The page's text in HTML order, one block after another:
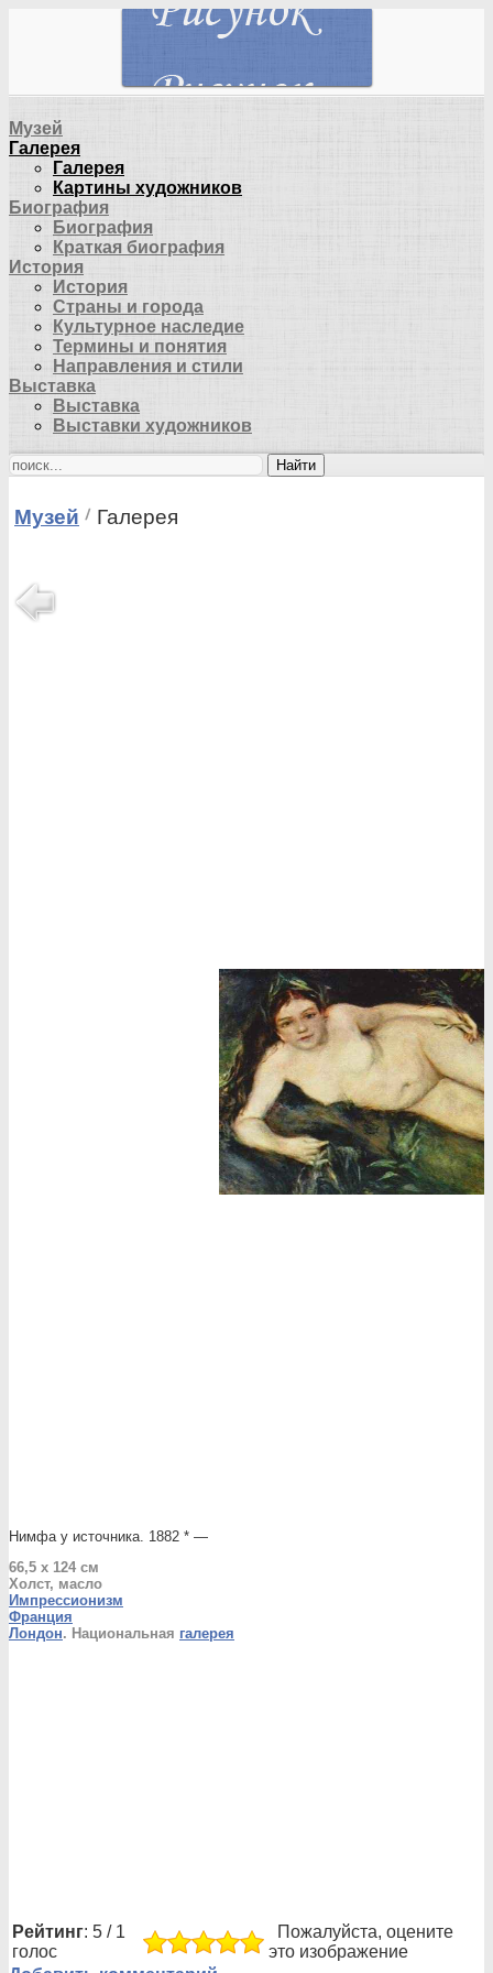
Музей
Галерея
Галерея
Картины художников
Биография
Биография
Краткая биография
История
История
Страны и города
Культурное наследие
Термины и понятия
Направления и стили
Выставка
Выставка
Выставки художников
Найти
Музей Галерея
Нимфа у источника. 1882 * —
66,5 x 124 см
Холст, масло
Импрессионизм
Франция
Лондон. Национальная галерея
Рейтинг: 5 / 1
голос
Пожалуйста, оцените
это изображение